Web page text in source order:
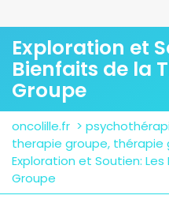
Exploration et
Bienfaits de la
Groupe
oncolille.fr >
therapie groupe, thérapie
Exploration et Soutien:
Groupe